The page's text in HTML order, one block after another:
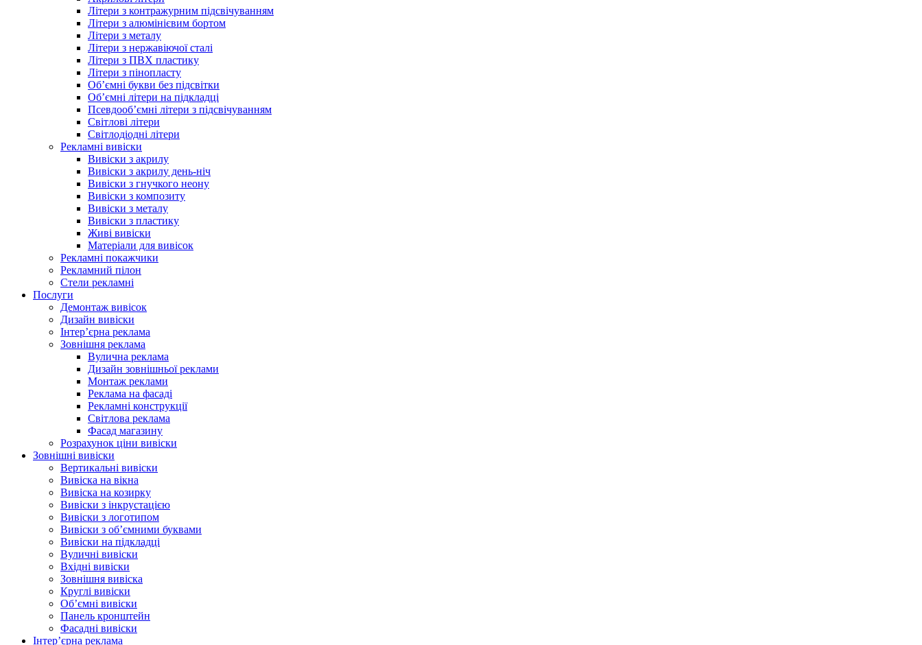
Літери з контражурним підсвічуванням
Літери з алюмінієвим бортом
Літери з металу
Літери з нержавіючої сталі
Літери з ПВХ пластику
Літери з пінопласту
Об’ємні букви без підсвітки
Об’ємні літери на підкладці
Псевдооб’ємні літери з підсвічуванням
Світлові літери
Світлодіодні літери
Рекламні вивіски
Вивіски з акрилу
Вивіски з акрилу день-ніч
Вивіски з гнучкого неону
Вивіски з композиту
Вивіски з металу
Вивіски з пластику
Живі вивіски
Матеріали для вивісок
Рекламні покажчики
Рекламний пілон
Стели рекламні
Послуги
Демонтаж вивісок
Дизайн вивіски
Інтер’єрна реклама
Зовнішня реклама
Вулична реклама
Дизайн зовнішньої реклами
Монтаж реклами
Реклама на фасаді
Рекламні конструкції
Світлова реклама
Фасад магазину
Розрахунок ціни вивіски
Зовнішні вивіски
Вертикальні вивіски
Вивіска на вікна
Вивіска на козирку
Вивіски з інкрустацією
Вивіски з логотипом
Вивіски з об’ємними буквами
Вивіски на підкладці
Вуличні вивіски
Вхідні вивіски
Зовнішня вивіска
Круглі вивіски
Об’ємні вивіски
Панель кронштейн
Фасадні вивіски
Інтер’єрна реклама